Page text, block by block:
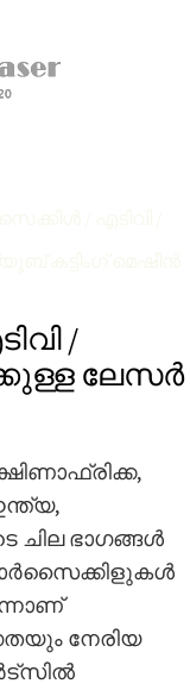
/
ലേസർ
ചില ഭാഗങ്ങൾ
നേരിയ